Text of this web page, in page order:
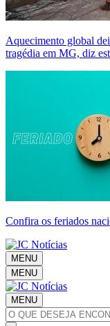
Aquecimento global
tragédia em MG, diz
Confira os feriados
MENU
MENU
MENU